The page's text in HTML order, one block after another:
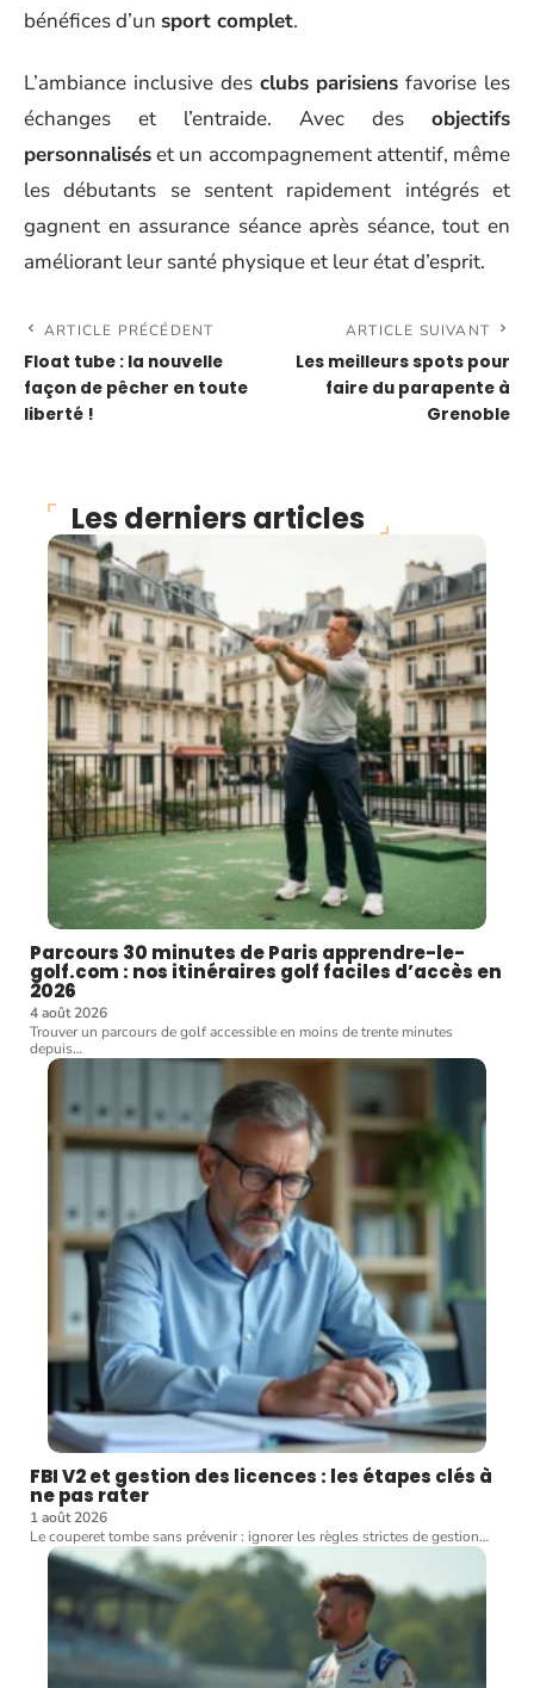
bénéfices d’un sport complet.
L’ambiance inclusive des clubs parisiens favorise les
échanges et l’entraide. Avec des objectifs
personnaliséset un accompagnement attentif, même
les débutants se sentent rapidement intégrés et
gagnent en assurance séance après séance, tout en
améliorant leur santé physique et leur état d’esprit.
ARTICLE PRÉCÉDENT
Float tube : la nouvelle
façon de pêcher en toute
liberté !
ARTICLE SUIVANT
Les meilleurs spots pour
faire du parapente à
Grenoble
Les derniers articles
Parcours 30 minutes de Paris apprendre-le-
golf.com : nos itinéraires golf faciles d’accès en
2026
4 août 2026
Trouver un parcours de golf accessible en moins de trente minutes
depuis…
FBI V2 et gestion des licences : les étapes clés à
ne pas rater
1 août 2026
Le couperet tombe sans prévenir : ignorer les règles strictes de gestion…